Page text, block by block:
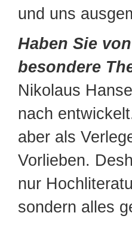
und uns
Haben Sie
besondere
Nikolaus
nach
aber als
Vorlieben.
nur
sondern alles